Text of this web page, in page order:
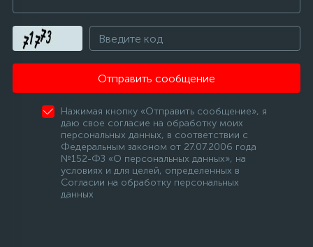
Отправить сообщение
Нажимая кнопку «Отправить сообщение», я
даю свое согласие на обработку моих
персональных данных, в соответствии с
Федеральным законом от 27.07.2006 года
№152-ФЗ «О персональных данных», на
условиях и для целей, определенных в
Согласии на обработку персональных
данных